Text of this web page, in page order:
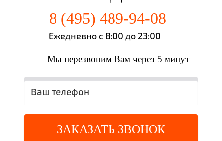
8 (495) 489-94-08
Ежедневно с 8:00 до 23:00
Мы перезвоним Вам через 5 минут
ЗАКАЗАТЬ ЗВОНОК